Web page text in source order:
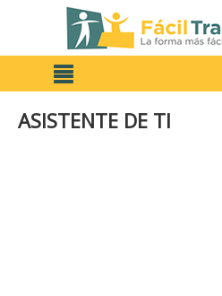
ASISTENTE DE TI